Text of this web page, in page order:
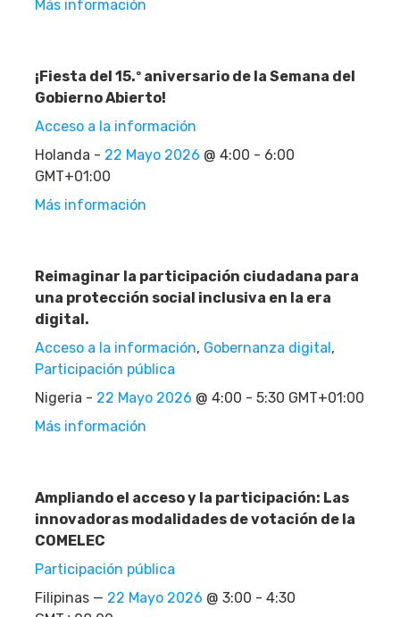
Más información
¡Fiesta del 15.º aniversario de la Semana del
Gobierno Abierto!
Acceso a la información
Holanda - 22 Mayo 2026 @ 4:00 - 6:00
GMT+01:00
Más información
Reimaginar la participación ciudadana para
una protección social inclusiva en la era
digital.
Acceso a la información, Gobernanza digital,
Participación pública
Nigeria - 22 Mayo 2026 @ 4:00 - 5:30 GMT+01:00
Más información
Ampliando el acceso y la participación: Las
innovadoras modalidades de votación de la
COMELEC
Participación pública
Filipinas — 22 Mayo 2026 @ 3:00 - 4:30